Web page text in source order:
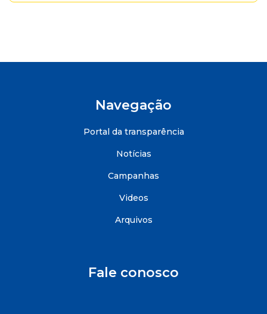
Navegação
Portal da transparência
Notícias
Campanhas
Videos
Arquivos
Fale conosco